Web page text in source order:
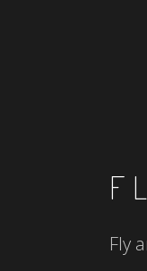
Fly